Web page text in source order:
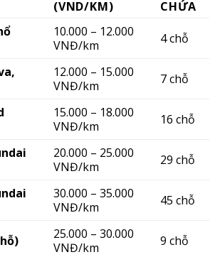
(VND/KM)
CHỨA
10.000 – 12.000
VNĐ/km
4 chỗ
12.000 – 15.000
VNĐ/km
7 chỗ
15.000 – 18.000
VNĐ/km
16 chỗ
20.000 – 25.000
VNĐ/km
29 chỗ
30.000 – 35.000
VNĐ/km
45 chỗ
25.000 – 30.000
VNĐ/km
9 chỗ